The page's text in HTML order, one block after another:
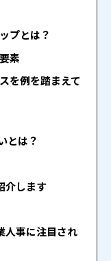
プとは？
素
を例を踏まえて
とは？
介します
人事に注目され